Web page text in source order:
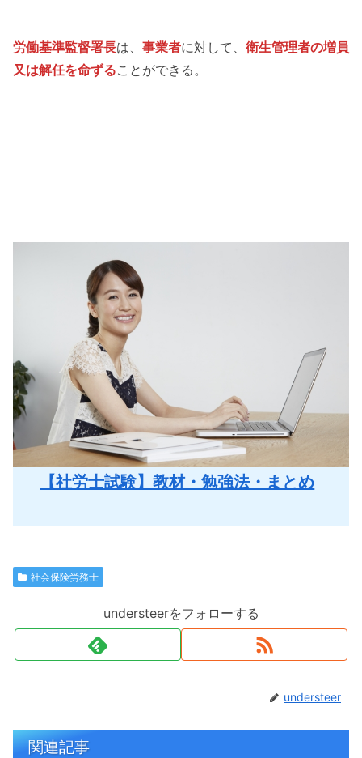
労働基準監督署長は、 事業者に対して、 衛生管理者の増員
又は解任を命ずることができる。
【社労士試験】教材・勉強法・まとめ
社会保険労務士
understeerをフォローする
understeer
関連記事